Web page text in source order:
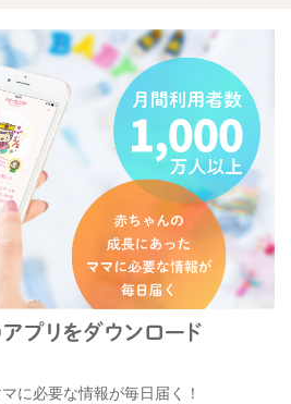
に必要な情報が毎日届く！